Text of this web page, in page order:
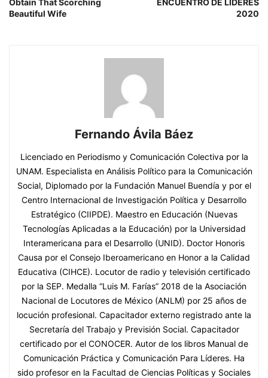
Obtain That Scorching
Beautiful Wife
ENCUENTRO DE LIDERES
2020
Fernando Ávila Báez
Licenciado en Periodismo y Comunicación Colectiva por la
UNAM. Especialista en Análisis Político para la Comunicación
Social, Diplomado por la Fundación Manuel Buendía y por el
Centro Internacional de Investigación Política y Desarrollo
Estratégico (CIIPDE). Maestro en Educación (Nuevas
Tecnologías Aplicadas a la Educación) por la Universidad
Interamericana para el Desarrollo (UNID). Doctor Honoris
Causa por el Consejo Iberoamericano en Honor a la Calidad
Educativa (CIHCE). Locutor de radio y televisión certificado
por la SEP. Medalla “Luis M. Farías” 2018 de la Asociación
Nacional de Locutores de México (ANLM) por 25 años de
locución profesional. Capacitador externo registrado ante la
Secretaría del Trabajo y Previsión Social. Capacitador
certificado por el CONOCER. Autor de los libros Manual de
Comunicación Práctica y Comunicación Para Líderes. Ha
sido profesor en la Facultad de Ciencias Políticas y Sociales